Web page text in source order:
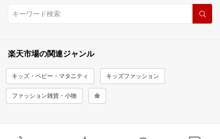
楽天市場の関連ジャンル
キッズ・ベビー・マタニティ キッズファッション
ファッション雑貨・小物 傘